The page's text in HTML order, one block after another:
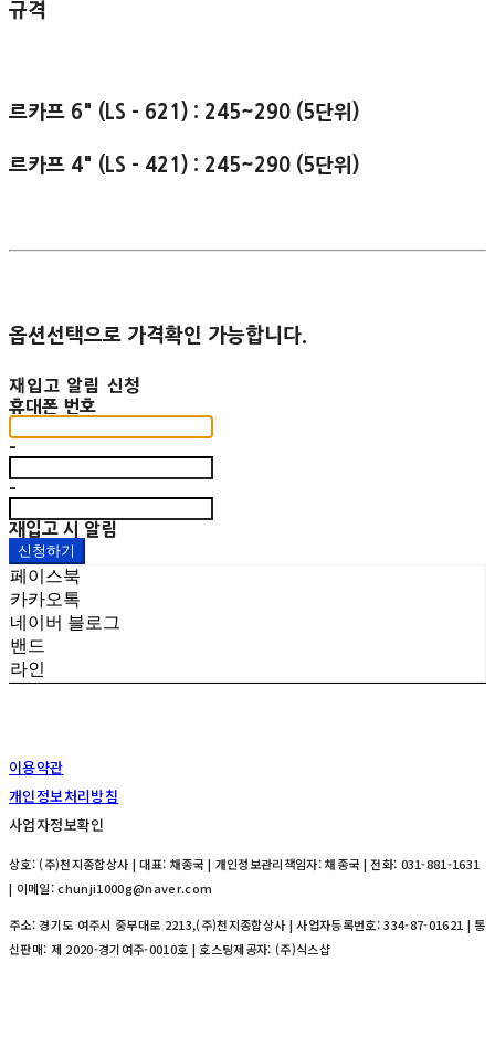
규격
르카프 6" (LS - 621) : 245~290 (5단위)
르카프 4" (LS - 421) : 245~290 (5단위)
옵션선택으로 가격확인 가능합니다.
재입고 알림 신청
휴대폰 번호
-
-
재입고 시 알림
신청하기
페이스북
카카오톡
네이버 블로그
밴드
라인
이용약관
개인정보처리방침
사업자정보확인
상호: (주)천지종합상사 | 대표: 채종국 | 개인정보관리책임자: 채종국 | 전화: 031-881-1631
| 이메일: chunji1000g@naver.com
주소: 경기도 여주시 중부대로 2213,(주)천지종합상사 | 사업자등록번호:334-87-01621 | 통
신판매: 제 2020-경기여주-0010호 | 호스팅제공자: (주)식스샵